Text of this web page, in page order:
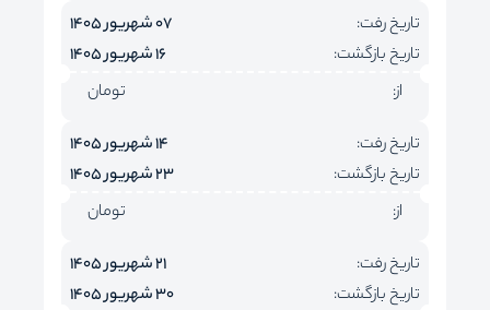
تاریخ رفت:
07 شهریور 1405
تاریخ بازگشت:
16 شهریور 1405
از:
تومان
تاریخ رفت:
14 شهریور 1405
تاریخ بازگشت:
23 شهریور 1405
از:
تومان
تاریخ رفت:
21 شهریور 1405
تاریخ بازگشت:
30 شهریور 1405